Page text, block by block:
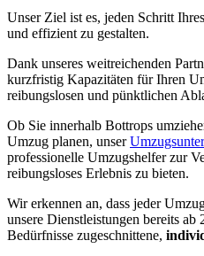
Unser Ziel ist es, jeden Schritt
und effizient zu gestalten.
Dank unseres weitreichenden
kurzfristig Kapazitäten für Ihren
reibungslosen und pünktlichen
Ob Sie innerhalb Bottrops
Umzug planen, unser
professionelle Umzugshelfer zur
reibungsloses Erlebnis zu bieten.
Wir erkennen an, dass jeder
unsere Dienstleistungen bereits ab
Bedürfnisse zugeschnittene,